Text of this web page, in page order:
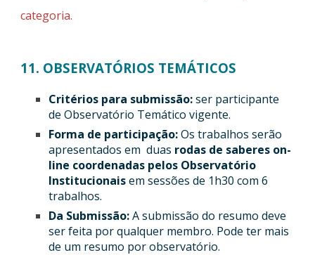
categoria.
11. OBSERVATÓRIOS TEMÁTICOS
Critérios para submissão:ser participante
de Observatório Temático vigente.
Forma de participação:Os trabalhos serão
apresentados em duas rodas de saberes on-
line coordenadas pelos Observatório
Institucionaisem sessões de 1h30 com 6
trabalhos.
Da Submissão:A submissão do resumo deve
ser feita por qualquer membro. Pode ter mais
de um resumo por observatório.